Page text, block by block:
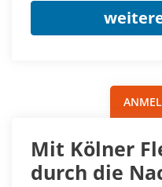
Mit Kölner
durch die